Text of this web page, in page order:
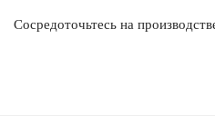
Сосредоточьтесь на